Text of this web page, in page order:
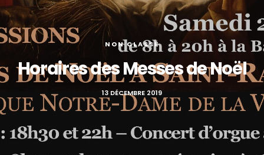
NON CLASSÉ
Horaires des Messes de Noël
13 DÉCEMBRE 2019